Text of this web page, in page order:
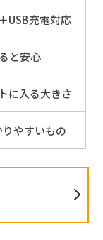
USB充電対応
と安心
に入る大きさ
やすいもの